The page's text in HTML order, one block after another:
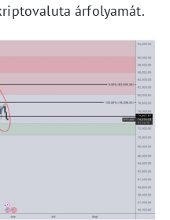
árfolyamát.